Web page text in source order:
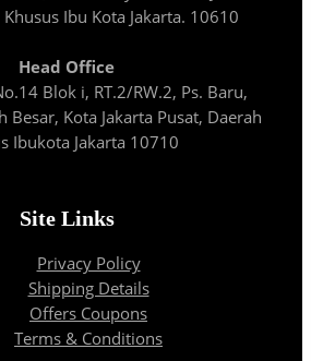
Ibu Kota Jakarta. 10610
Head Office
Blok i, RT.2/RW.2, Ps. Baru,
Besar, Kota Jakarta Pusat, Daerah
Ibukota Jakarta 10710
Site Links
Privacy Policy
Shipping Details
Offers Coupons
Terms & Conditions